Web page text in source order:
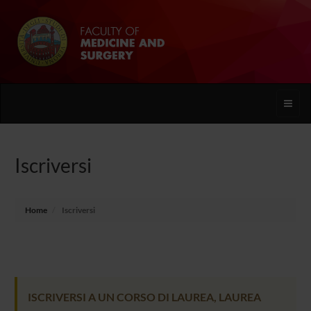
Toggle
Iscriversi
Home Iscriversi
ISCRIVERSI A UN CORSO DI LAUREA, LAUREA